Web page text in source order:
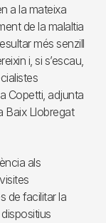
a la mateixa
de la malaltia
més senzill
i, si s’escau,
Copetti, adjunta
Baix Llobregat
als
de facilitar la